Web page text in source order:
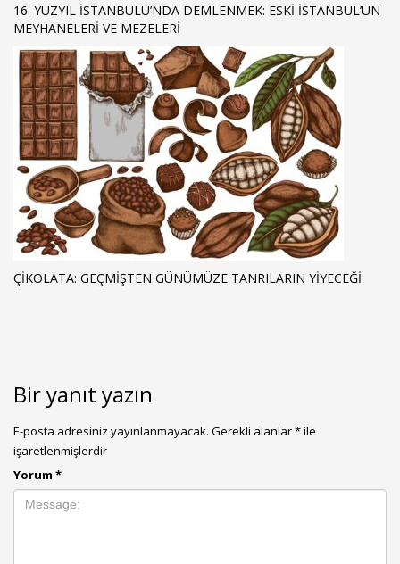
16. YÜZYIL İSTANBULU’NDA DEMLENMEK: ESKI İSTANBUL’UN
MEYHANELERI VE MEZELERI
ÇIKOLATA: GEÇMIŞTEN GÜNÜMÜZE TANRILARIN YIYECEĞI
Bir yanıt yazın
E-posta adresiniz yayınlanmayacak. Gerekli alanlar*ile
işaretlenmişlerdir
Yorum *